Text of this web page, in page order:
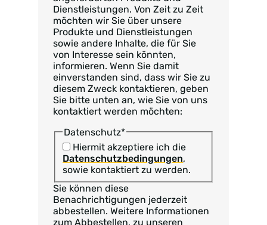
Dienstleistungen. Von Zeit zu Zeit
möchten wir Sie über unsere
Produkte und Dienstleistungen
sowie andere Inhalte, die für Sie
von Interesse sein könnten,
informieren. Wenn Sie damit
einverstanden sind, dass wir Sie zu
diesem Zweck kontaktieren, geben
Sie bitte unten an, wie Sie von uns
kontaktiert werden möchten:
Datenschutz*
Hiermit akzeptiere ich die
Datenschutzbedingungen,
sowie kontaktiert zu werden.
Sie können diese
Benachrichtigungen jederzeit
abbestellen. Weitere Informationen
zum Abbestellen, zu unseren